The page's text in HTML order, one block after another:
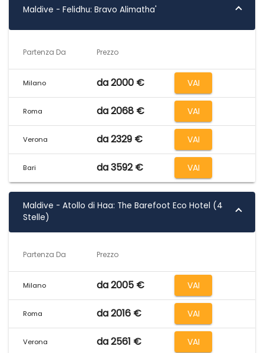
Maldive - Felidhu: Bravo Alimatha'
Partenza Da Prezzo
Milano da 2000 € VAI
Roma da 2068 € VAI
Verona da 2329 € VAI
Bari da 3592 € VAI
Maldive - Atollo di Haa: The Barefoot Eco Hotel (4
Stelle)
Partenza Da Prezzo
Milano da 2005 € VAI
Roma da 2016 € VAI
Verona da 2561 € VAI